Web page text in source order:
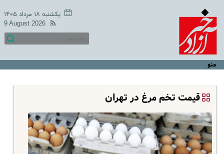
یکشنبه ۱۸ مرداد ۱۴۰۵
9 August 2026
منو
قیمت تخم مرغ در تهران